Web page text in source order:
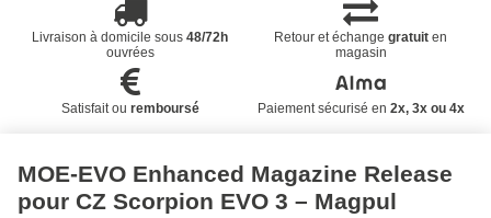
Livraison à domicile sous48/72h
ouvrées
Retour et échangegratuit en
magasin
Satisfait ou remboursé Paiement sécurisé en 2x, 3x ou 4x
MOE-EVO Enhanced Magazine Release
pour CZ Scorpion EVO 3 – Magpul